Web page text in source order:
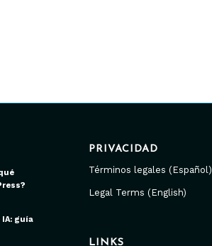
guía
PRIVACIDAD
Términos legales (Español)
Legal Terms (English)
LINKS